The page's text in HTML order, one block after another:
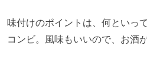
味付けのポイントは、何といっ
コンビ。風味もいいので、お酒